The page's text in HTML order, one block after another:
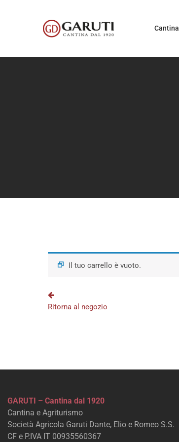
Cantina
Il tuo carrello è vuoto.
Ritorna al negozio
GARUTI – Cantina dal 1920
Cantina e Agriturismo
Società Agricola Garuti Dante, Elio e Romeo S.S.
CF e P.IVA IT 00935560367